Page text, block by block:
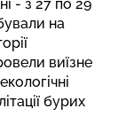
- з 27 по 29
на
виїзне
бурих